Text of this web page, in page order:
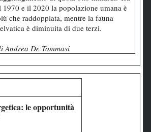
1970 e il 2020 la popolazione umana è
che raddoppiata, mentre la fauna
è diminuita di due terzi.
Andrea De Tommasi
le opportunità